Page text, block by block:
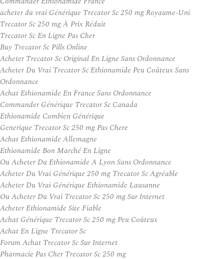
acheter du vrai Générique Trecator Sc 250 mg Royaume-Uni
Trecator Sc 250 mg À Prix Réduit
Trecator Sc En Ligne Pas Cher
Buy Trecator Sc Pills Online
Acheter Trecator Sc Original En Ligne Sans Ordonnance
Acheter Du Vrai Trecator Sc Ethionamide Peu Coûteux Sans
Ordonnance
Achat Ethionamide En France Sans Ordonnance
Commander Générique Trecator Sc Canada
Ethionamide Combien Générique
Generique Trecator Sc 250 mg Pas Chere
Achat Ethionamide Allemagne
Ethionamide Bon Marché En Ligne
Ou Acheter Du Ethionamide A Lyon Sans Ordonnance
Acheter Du Vrai Générique 250 mg Trecator Sc Agréable
Acheter Du Vrai Générique Ethionamide Lausanne
Ou Acheter Du Vrai Trecator Sc 250 mg Sur Internet
Acheter Ethionamide Site Fiable
Achat Générique Trecator Sc 250 mg Peu Coûteux
Achat En Ligne Trecator Sc
Forum Achat Trecator Sc Sur Internet
Pharmacie Pas Cher Trecator Sc 250 mg